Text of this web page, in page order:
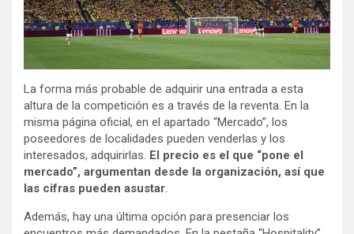
La forma más probable de adquirir una entrada a esta
altura de la competición es a través de la reventa. En la
misma página oficial, en el apartado “Mercado”, los
poseedores de localidades pueden venderlas y los
interesados, adquirirlas. El precio es el que “pone el
mercado”, argumentan desde la organización, así que
las cifras pueden asustar.
Además, hay una última opción para presenciar los